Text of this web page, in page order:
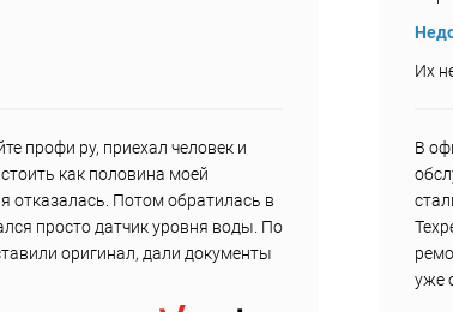
профи ру, приехал человек и
как половина моей
отказалась. Потом обратилась в
просто датчик уровня воды. По
оригинал, дали документы
Их
В
уже